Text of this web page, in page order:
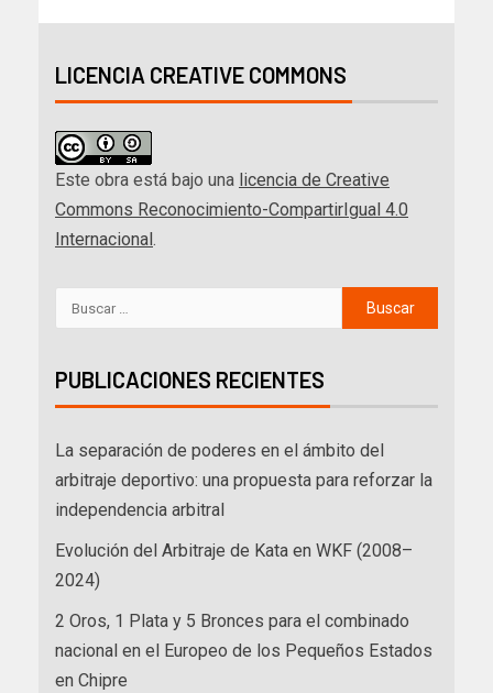
LICENCIA CREATIVE COMMONS
Este obra está bajo una licencia de Creative
Commons Reconocimiento-CompartirIgual 4.0
Internacional .
PUBLICACIONES RECIENTES
La separación de poderes en el ámbito del
arbitraje deportivo: una propuesta para reforzar la
independencia arbitral
Evolución del Arbitraje de Kata en WKF (2008–
2024)
2 Oros, 1 Plata y 5 Bronces para el combinado
nacional en el Europeo de los Pequeños Estados
en Chipre